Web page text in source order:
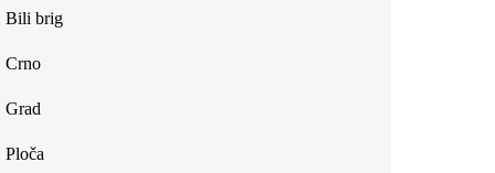
Bili brig
Crno
Grad
Ploča